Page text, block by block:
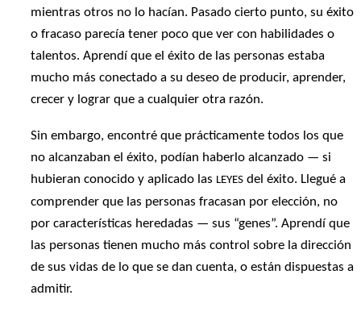
mientras otros no lo hacían. Pasado cierto punto, su éxito
o fracaso parecía tener poco que ver con habilidades o
talentos. Aprendí que el éxito de las personas estaba
mucho más conectado a su deseo de producir, aprender,
crecer y lograr que a cualquier otra razón.
Sin embargo, encontré que prácticamente todos los que
no alcanzaban el éxito, podían haberlo alcanzado — si
hubieran conocido y aplicado las LEYES del éxito. Llegué a
comprender que las personas fracasan por elección, no
por características heredadas — sus “genes”. Aprendí que
las personas tienen mucho más control sobre la dirección
de sus vidas de lo que se dan cuenta, o están dispuestas a
admitir.